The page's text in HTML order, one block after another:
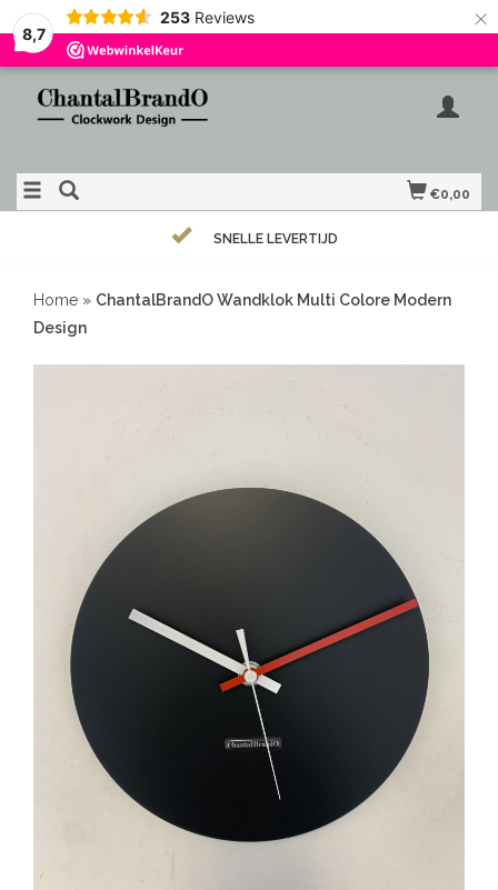
8,7
253 Reviews ×
€0,00
SNELLE LEVERTIJD
Home » ChantalBrandO Wandklok Multi Colore Modern
Design